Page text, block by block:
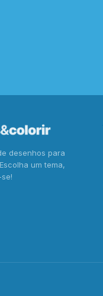
desenhos para
um tema,